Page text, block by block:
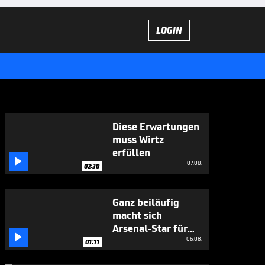
LOGIN
 02:30
Diese Erwartungen
muss Wirtz
erfüllen
07.08.
 01:11
Ganz beiläufig
macht sich
Arsenal-Star für
06.08.